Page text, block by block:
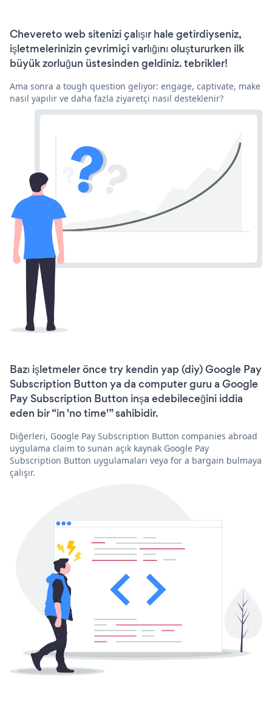
Chevereto web sitenizi çalışır hale getirdiyseniz,
işletmelerinizin çevrimiçi varlığını oluştururken ilk
büyük zorluğun üstesinden geldiniz. tebrikler!
Ama sonra a tough question geliyor: engage, captivate, make
nasıl yapılır ve daha fazla ziyaretçi nasıl desteklenir?
Bazı işletmeler önce try kendin yap (diy) Google Pay
Subscription Button ya da computer guru a Google
Pay Subscription Button inşa edebileceğini iddia
eden bir “in 'no time'” sahibidir.
Diğerleri, Google Pay Subscription Button companies abroad
uygulama claim to sunan açık kaynak Google Pay
Subscription Button uygulamaları veya for a bargain bulmaya
çalışır.